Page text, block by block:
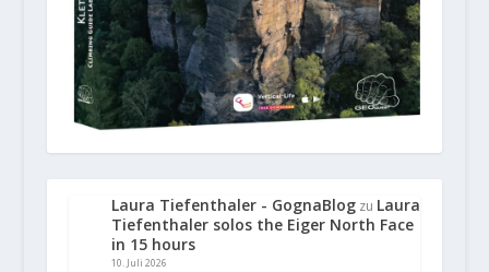
Laura Tiefenthaler - GognaBlogzu Laura
Tiefenthaler solos the Eiger North Face
in 15 hours
10. Juli 2026